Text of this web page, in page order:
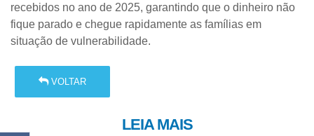
recebidos no ano de 2025, garantindo que o dinheiro não
fique parado e chegue rapidamente as famílias em
situação de vulnerabilidade.
VOLTAR
LEIA MAIS